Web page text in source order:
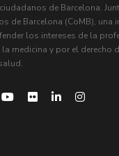
de Barcelona.
de Barcelona (CoMB), una
los intereses de la
la medicina y por el derecho